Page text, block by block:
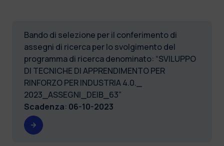
Bando di selezione per il conferimento di
assegni di ricerca per lo svolgimento del
programma di ricerca denominato: “SVILUPPO
DI TECNICHE DI APPRENDIMENTO PER
RINFORZO PER INDUSTRIA 4.0._
2023_ASSEGNI_DEIB_63”
Scadenza: 06-10-2023